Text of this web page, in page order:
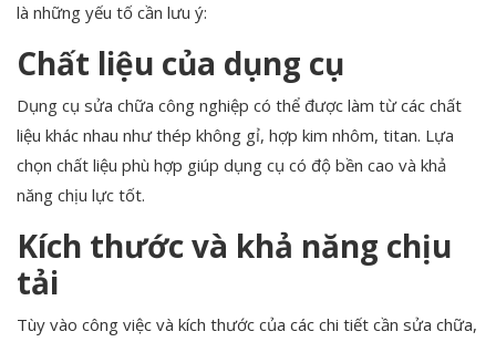
là những yếu tố cần lưu ý:
Chất liệu của dụng cụ
Dụng cụ sửa chữa công nghiệp có thể được làm từ các chất
liệu khác nhau như thép không gỉ, hợp kim nhôm, titan. Lựa
chọn chất liệu phù hợp giúp dụng cụ có độ bền cao và khả
năng chịu lực tốt.
Kích thước và khả năng chịu
tải
Tùy vào công việc và kích thước của các chi tiết cần sửa chữa,